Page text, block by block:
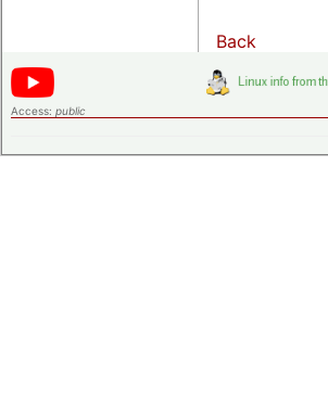
Back
Access: public